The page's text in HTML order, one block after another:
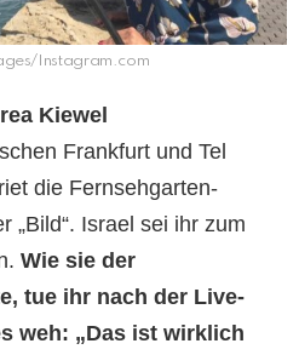
Instagram.com
Kiewel
Frankfurt und Tel
die Fernsehgarten-
„Bild“. Israel sei ihr zum
Wie sie der
tue ihr nach der Live-
weh: „Das ist wirklich